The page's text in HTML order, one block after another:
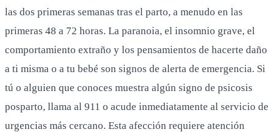
las dos primeras semanas tras el parto, a menudo en las
primeras 48 a 72 horas. La paranoia, el insomnio grave, el
comportamiento extraño y los pensamientos de hacerte daño
a ti misma o a tu bebé son signos de alerta de emergencia. Si
tú o alguien que conoces muestra algún signo de psicosis
posparto, llama al 911 o acude inmediatamente al servicio de
urgencias más cercano. Esta afección requiere atención